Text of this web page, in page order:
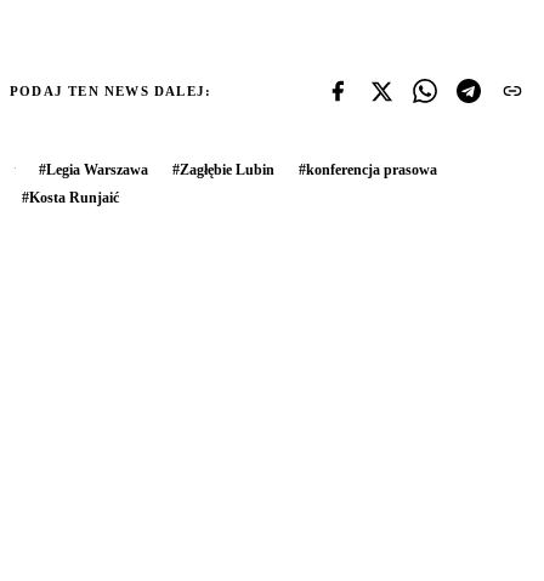
PODAJ TEN NEWS DALEJ:
#Legia Warszawa #Zagłębie Lubin #konferencja prasowa
#Kosta Runjaić